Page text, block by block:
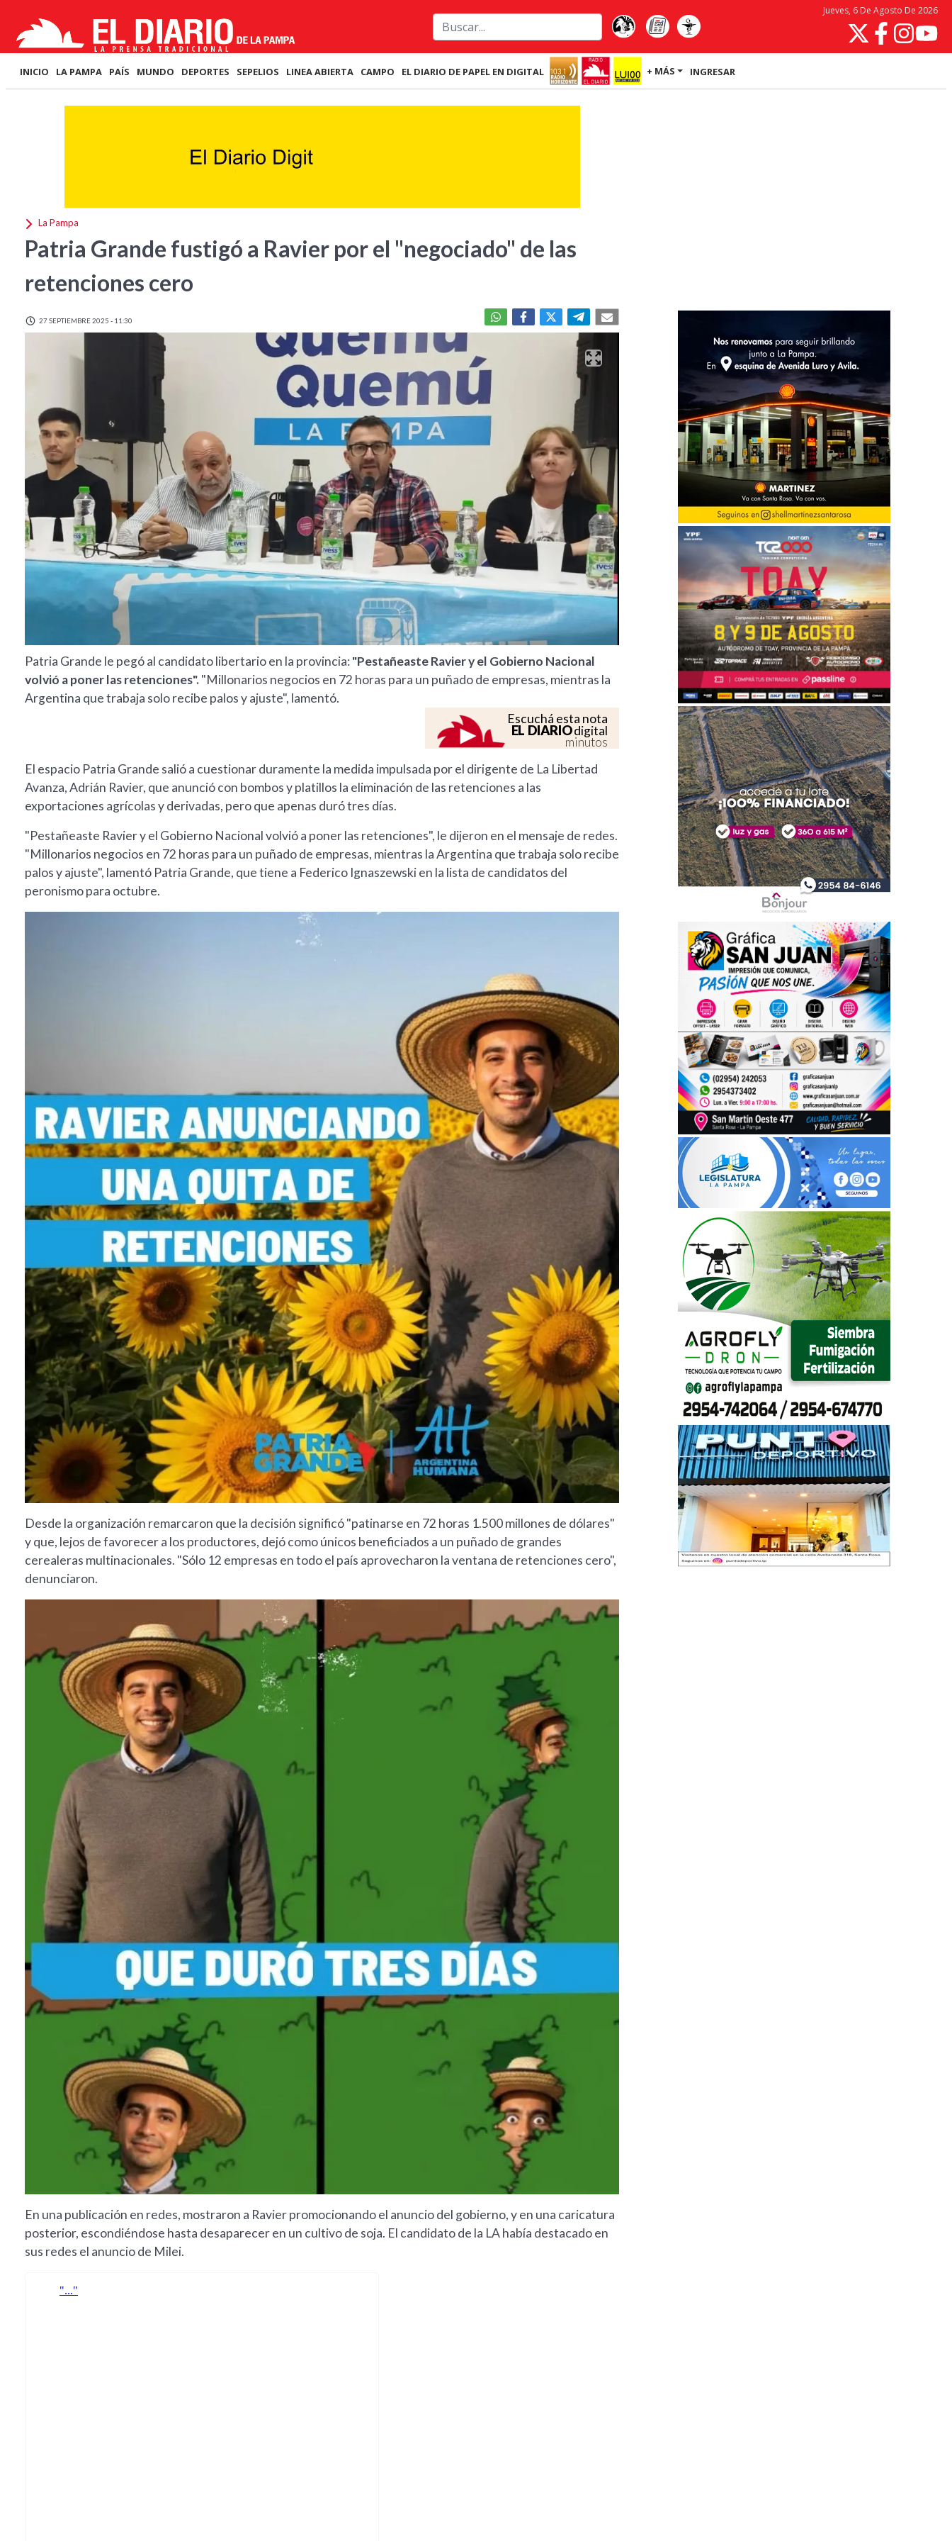
Jueves, 6 De Agosto De 2026
INICIO LA PAMPA PAÍS MUNDO DEPORTES SEPELIOS LINEA ABIERTA CAMPO EL DIARIO DE PAPEL EN DIGITAL + MÁS INGRESAR
La Pampa
Patria Grande fustigó a Ravier por el "negociado" de las
retenciones cero
27 SEPTIEMBRE 2025 - 11:30
Patria Grande le pegó al candidato libertario en la provincia:"Pestañeaste Ravier y el Gobierno Nacional
volvió a poner las retenciones"."Millonarios negocios en 72 horas para un puñado de empresas, mientras la
Argentina que trabaja solo recibe palos y ajuste", lamentó.
Escuchá esta nota
EL DIARIOdigital
minutos
El espacio Patria Grande salió a cuestionar duramente la medida impulsada por el dirigente de La Libertad
Avanza, Adrián Ravier, que anunció con bombos y platillos la eliminación de las retenciones a las
exportaciones agrícolas y derivadas, pero que apenas duró tres días.
"Pestañeaste Ravier y el Gobierno Nacional volvió a poner las retenciones", le dijeron en el mensaje de redes.
"Millonarios negocios en 72 horas para un puñado de empresas, mientras la Argentina que trabaja solo recibe
palos y ajuste", lamentó Patria Grande, que tiene a Federico Ignaszewski en la lista de candidatos del
peronismo para octubre.
Desde la organización remarcaron que la decisión significó "patinarse en 72 horas 1.500 millones de dólares"
y que, lejos de favorecer a los productores, dejó como únicos beneficiados a un puñado de grandes
cerealeras multinacionales. "Sólo 12 empresas en todo el país aprovecharon la ventana de retenciones cero",
denunciaron.
En una publicación en redes, mostraron a Ravier promocionando el anuncio del gobierno, y en una caricatura
posterior, escondiéndose hasta desaparecer en un cultivo de soja. El candidato de la LA había destacado en
sus redes el anuncio de Milei.